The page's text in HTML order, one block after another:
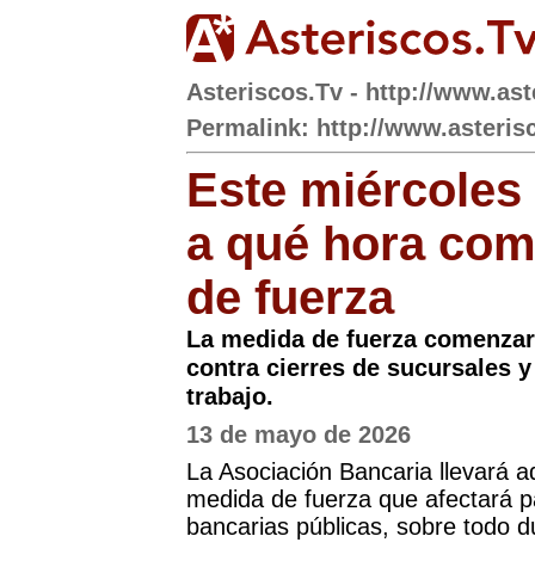
Asteriscos.Tv - http://
Permalink: http://
Este
a qué hora
de fuerza
La medida de fuerza
contra cierres de sucursales
trabajo.
13 de mayo de 2026
La Asociación Bancaria llevará
medida de fuerza que afectará
bancarias públicas, sobre todo